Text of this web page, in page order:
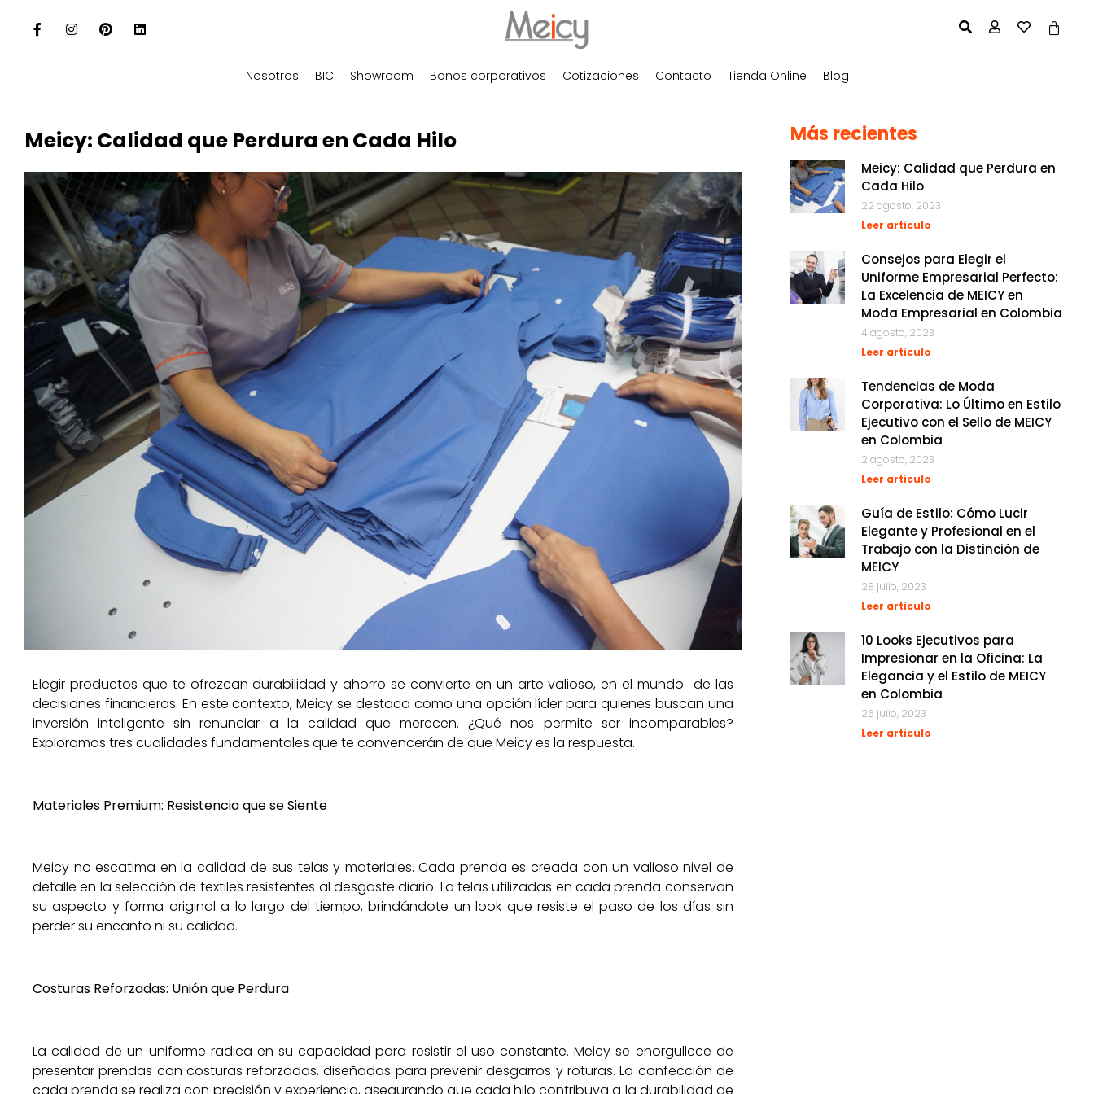
Nosotros BIC Showroom Bonos corporativos Cotizaciones Contacto Tienda Online Blog
Meicy: Calidad que Perdura en Cada Hilo
Elegir productos que te ofrezcan durabilidad y ahorro se convierte en un arte valioso, en el mundo de las
decisiones financieras. En este contexto, Meicy se destaca como una opción líder para quienes buscan una
inversión inteligente sin renunciar a la calidad que merecen. ¿Qué nos permite ser incomparables?
Exploramos tres cualidades fundamentales que te convencerán de que Meicy es la respuesta.
Materiales Premium: Resistencia que se Siente
Meicy no escatima en la calidad de sus telas y materiales. Cada prenda es creada con un valioso nivel de
detalle en la selección de textiles resistentes al desgaste diario. La telas utilizadas en cada prenda conservan
su aspecto y forma original a lo largo del tiempo, brindándote un look que resiste el paso de los días sin
perder su encanto ni su calidad.
Costuras Reforzadas: Unión que Perdura
La calidad de un uniforme radica en su capacidad para resistir el uso constante. Meicy se enorgullece de
presentar prendas con costuras reforzadas, diseñadas para prevenir desgarros y roturas. La confección de
Más recientes
Meicy: Calidad que Perdura en
Cada Hilo
22 agosto, 2023
Leer articulo
Consejos para Elegir el
Uniforme Empresarial Perfecto:
La Excelencia de MEICY en
Moda Empresarial en Colombia
4 agosto, 2023
Leer articulo
Tendencias de Moda
Corporativa: Lo Último en Estilo
Ejecutivo con el Sello de MEICY
en Colombia
2 agosto, 2023
Leer articulo
Guía de Estilo: Cómo Lucir
Elegante y Profesional en el
Trabajo con la Distinción de
MEICY
28 julio, 2023
Leer articulo
10 Looks Ejecutivos para
Impresionar en la Oficina: La
Elegancia y el Estilo de MEICY
en Colombia
26 julio, 2023
Leer articulo